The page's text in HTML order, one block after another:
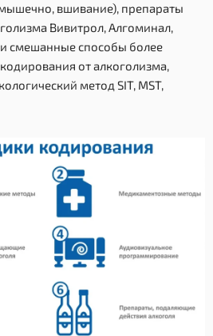
вшивание), препараты
Вивитрол, Алгоминал,
смешанные способы более
от алкоголизма,
метод SIT, MST,